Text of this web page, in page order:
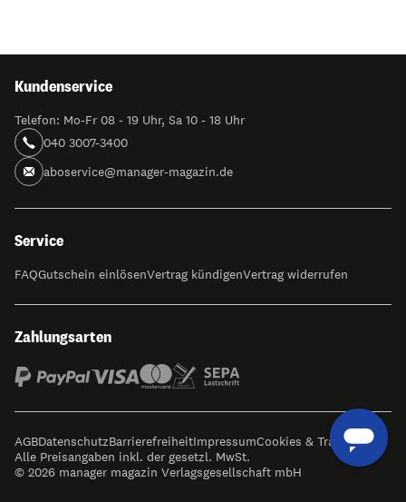
Kundenservice
Telefon: Mo-Fr 08 - 19 Uhr, Sa 10 - 18 Uhr
040 3007-3400
aboservice@manager-magazin.de
Service
FAQGutschein einlösenVertrag kündigenVertrag widerrufen
Zahlungsarten
AGBDatenschutzBarrierefreiheitImpressumCookies & Tracking
Alle Preisangaben inkl. der gesetzl. MwSt.
© 2026 manager magazin Verlagsgesellschaft mbH